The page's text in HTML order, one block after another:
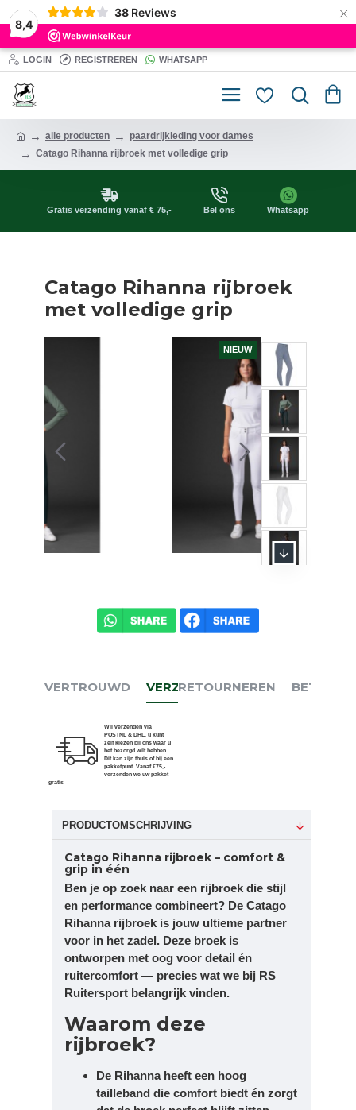
8,4
38 Reviews ×
LOGIN REGISTREREN WHATSAPP
alle producten
paardrijkleding voor dames
Catago Rihanna rijbroek met volledige grip
Gratis verzending vanaf € 75,- Bel ons Whatsapp
Catago Rihanna rijbroek
met volledige grip
NIEUW
VERTROUWD VERZENDEN
Wij verzenden via
POSTNL & DHL, u kunt
zelf kiezen bij ons waar u
het bezorgd wilt hebben.
Dit kan zijn thuis of bij een
pakketpunt. Vanaf €75,-
verzenden we uw pakket
gratis
RETOURNEREN BETALEN
PRODUCTOMSCHRIJVING
Catago Rihanna rijbroek – comfort &
grip in één
Ben je op zoek naar een rijbroek die stijl
en performance combineert? De Catago
Rihanna rijbroek is jouw ultieme partner
voor in het zadel. Deze broek is
ontworpen met oog voor detail én
ruitercomfort — precies wat we bij RS
Ruitersport belangrijk vinden.
Waarom deze
rijbroek?
De Rihanna heeft een hoog
tailleband die comfort biedt én zorgt